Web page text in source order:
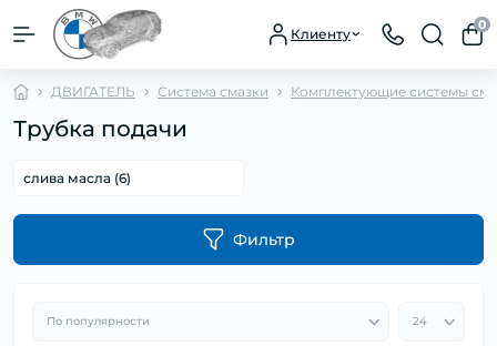
Клиенту
0
ДВИГАТЕЛЬ Система смазки Комплектующие системы
Трубка подачи
слива масла (6)
Фильтр